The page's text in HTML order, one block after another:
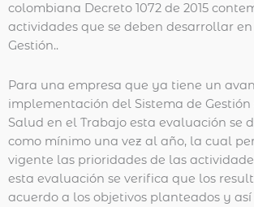
colombiana Decreto 1072 de 2015
actividades que se deben desarrollar
Gestión..
Para una empresa que ya tiene un
implementación del Sistema de
Salud en el Trabajo esta evaluación se
como mínimo una vez al año, la cual
vigente las prioridades de las
esta evaluación se verifica que los
acuerdo a los objetivos planteados y